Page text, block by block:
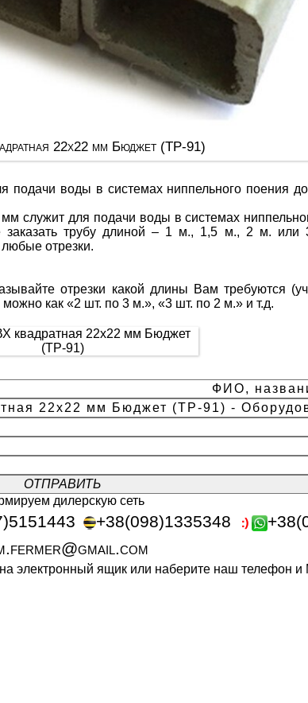
22х22 мм Бюджет (ТР-91)
подачи воды в системах ниппельного поения
служит для подачи воды в системах
трубу длиной – 1 м., 1,5 м., 2 м. или
любые отрезки.
отрезки какой длины Вам требуются
как «2 шт. по 3 м.», «3 шт. по 2 м.» и т.д.
дилерскую сеть
+38(098)1335348
электронный ящик или наберите наш телефон